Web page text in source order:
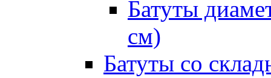
Батуты
см)
Батуты со